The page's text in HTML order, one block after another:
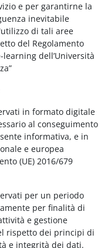
e per garantirne la
inevitabile
di tali aree
del Regolamento
dell’Università
in formato digitale
al conseguimento
informativa, e in
e europea
(UE) 2016/679
per un periodo
per finalità di
e gestione
rispetto dei principi di
e integrità dei dati.